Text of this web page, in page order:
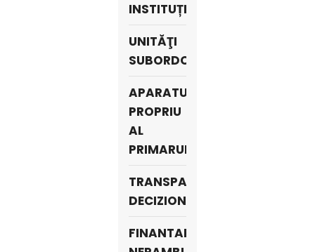
INSTITUȚIONALĂ
UNITĂŢI
SUBORDONATE
APARATUL
PROPRIU
AL
PRIMARULUI
TRANSPARENŢA
DECIZIONALĂ
FINANTARI